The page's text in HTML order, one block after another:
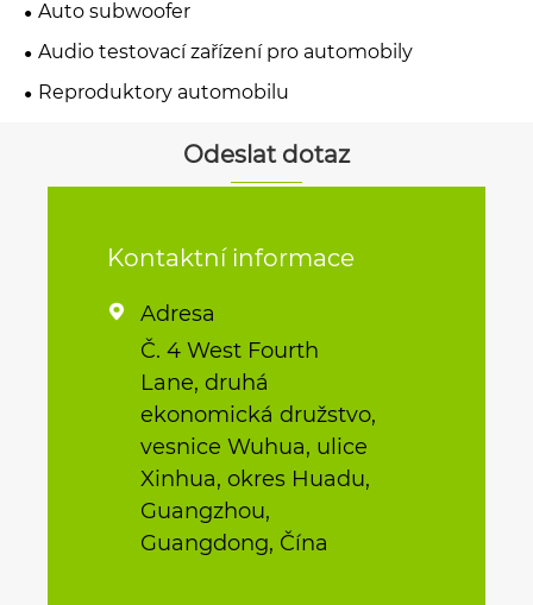
Auto subwoofer
Audio testovací zařízení pro automobily
Reproduktory automobilu
Odeslat dotaz
Kontaktní informace

Adresa
Č. 4 West Fourth
Lane, druhá
ekonomická družstvo,
vesnice Wuhua, ulice
Xinhua, okres Huadu,
Guangzhou,
Guangdong, Čína